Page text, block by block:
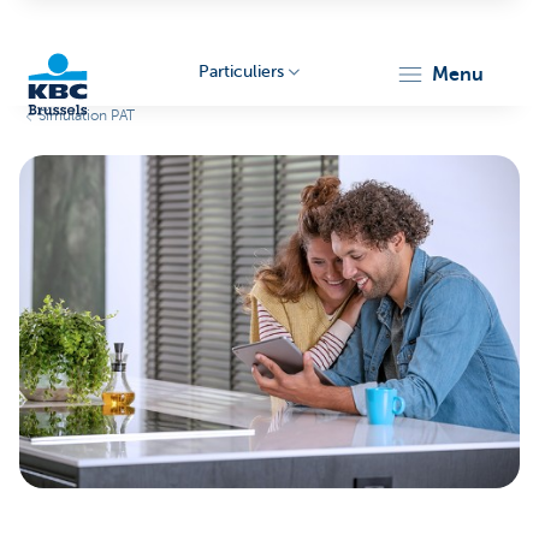
Brussels
Particuliers menu
Simulation PAT